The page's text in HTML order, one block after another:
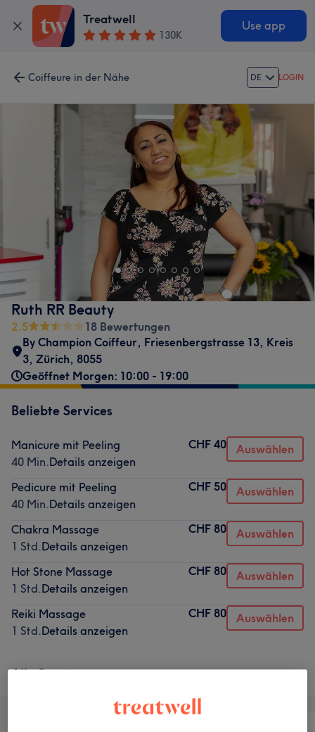
Treatwell
130K
Use app
Coiffeure in der Nähe DE LOGIN
Ruth RR Beauty
2.5
18 Bewertungen
By Champion Coiffeur, Friesenbergstrasse 13, Kreis
3, Zürich, 8055
Geöffnet Morgen: 10:00 - 19:00
Beliebte Services
Manicure mit Peeling
40 Min.Details anzeigen
CHF 40 Auswählen
Pedicure mit Peeling
40 Min.Details anzeigen
CHF 50 Auswählen
Chakra Massage
1 Std.Details anzeigen
CHF 80 Auswählen
Hot Stone Massage
1 Std.Details anzeigen
CHF 80 Auswählen
Reiki Massage
1 Std.Details anzeigen
CHF 80 Auswählen
Alle Services